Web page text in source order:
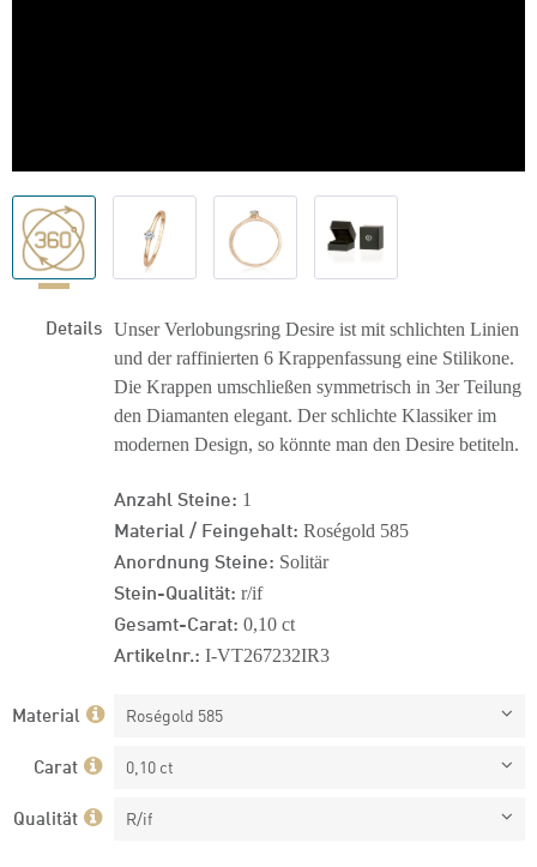
Details Unser Verlobungsring Desire ist mit schlichten Linien
und der raffinierten 6 Krappenfassung eine Stilikone.
Die Krappen umschließen symmetrisch in 3er Teilung
den Diamanten elegant. Der schlichte Klassiker im
modernen Design, so könnte man den Desire betiteln.
Anzahl Steine: 1
Material / Feingehalt: Roségold 585
Anordnung Steine: Solitär
Stein-Qualität: r/if
Gesamt-Carat: 0,10 ct
Artikelnr.: I-VT267232IR3
Material Roségold 585
Carat 0,10 ct
Qualität R/if